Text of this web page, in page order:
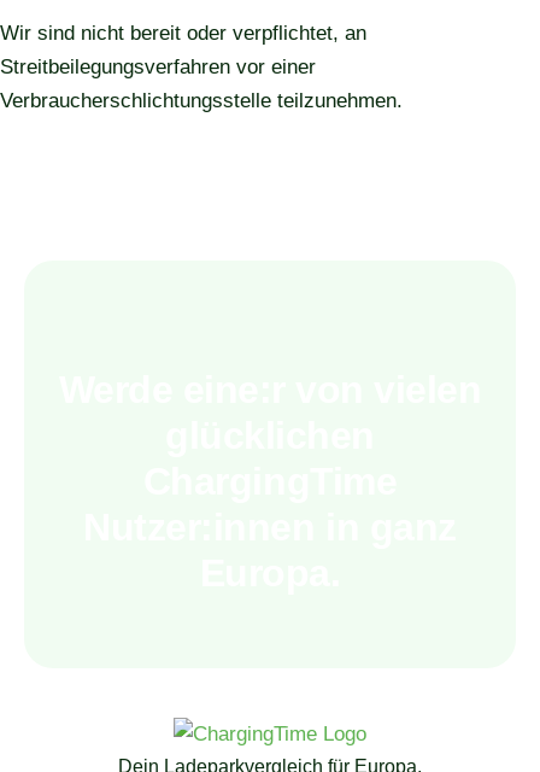
Wir sind nicht bereit oder verpflichtet, an
Streitbeilegungsverfahren vor einer
Verbraucherschlichtungsstelle teilzunehmen.
Dein Ladeparkvergleich für Europa.